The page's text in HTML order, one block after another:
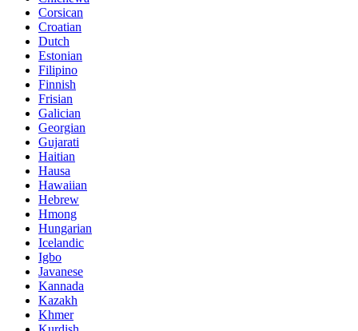
Corsican
Croatian
Dutch
Estonian
Filipino
Finnish
Frisian
Galician
Georgian
Gujarati
Haitian
Hausa
Hawaiian
Hebrew
Hmong
Hungarian
Icelandic
Igbo
Javanese
Kannada
Kazakh
Khmer